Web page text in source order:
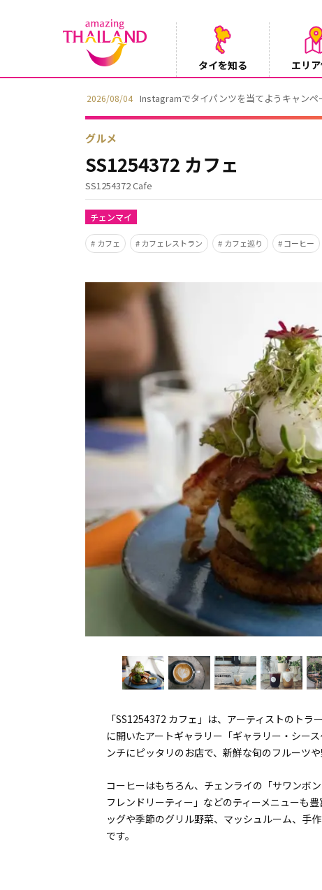
タイを知る エリ
2026/08/04 Instagramでタイパンツを当てようキャンペ
グルメ
SS1254372 カフェ
SS1254372 Cafe
チェンマイ
カフェ カフェレストラン カフェ巡り コーヒー
「SS1254372 カフェ」は、アーティストのト
に開いたアートギャラリー「ギャラリー・シー
ンチにピッタリのお店で、新鮮な旬のフルーツ
コーヒーはもちろん、チェンライの「サワンボ
フレンドリーティー」などのティーメニューも
ッグや季節のグリル野菜、マッシュルーム、手
です。